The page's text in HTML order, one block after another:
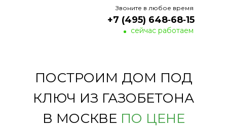
+7 (495) 648‑68‑15
Звоните в любое время
сейчас работаем
ПОСТРОИМ ДОМ ПОД
КЛЮЧ ИЗ ГАЗОБЕТОНА
В МОСКВЕ ПО ЦЕНЕ